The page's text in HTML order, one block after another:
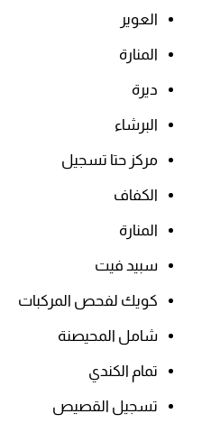
العوير
المنارة
ديرة
البرشاء
مركز حتا تسجيل
الكفاف
المنارة
سبيد فيت
كويك لفحص المركبات
شامل المحيصنة
تمام الكندي
تسجيل القصيص